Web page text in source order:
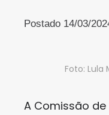
Postado 14/03/
Foto: Lula
A Comissão